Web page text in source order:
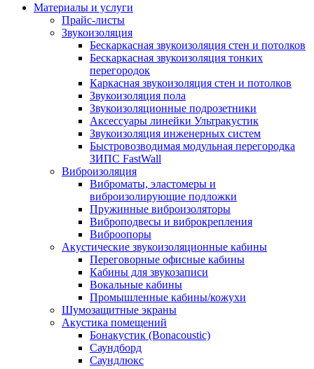
Материалы и услуги
Прайс-листы
Звукоизоляция
Бескаркасная звукоизоляция стен и потолков
Бескаркасная звукоизоляция тонких
перегородок
Каркасная звукоизоляция стен и потолков
Звукоизоляция пола
Звукоизоляционные подрозетники
Аксессуары линейки Ультракустик
Звукоизоляция инженерных систем
Быстровозводимая модульная перегородка
ЗИПС FastWall
Виброизоляция
Виброматы, эластомеры и
виброизолирующие подложки
Пружинные виброизоляторы
Виброподвесы и виброкрепления
Виброопоры
Акустические звукоизоляционные кабины
Переговорные офисные кабины
Кабины для звукозаписи
Вокальные кабины
Промышленные кабины/кожухи
Шумозащитные экраны
Акустика помещений
Бонакустик (Bonacoustic)
Саундборд
Саундлюкс